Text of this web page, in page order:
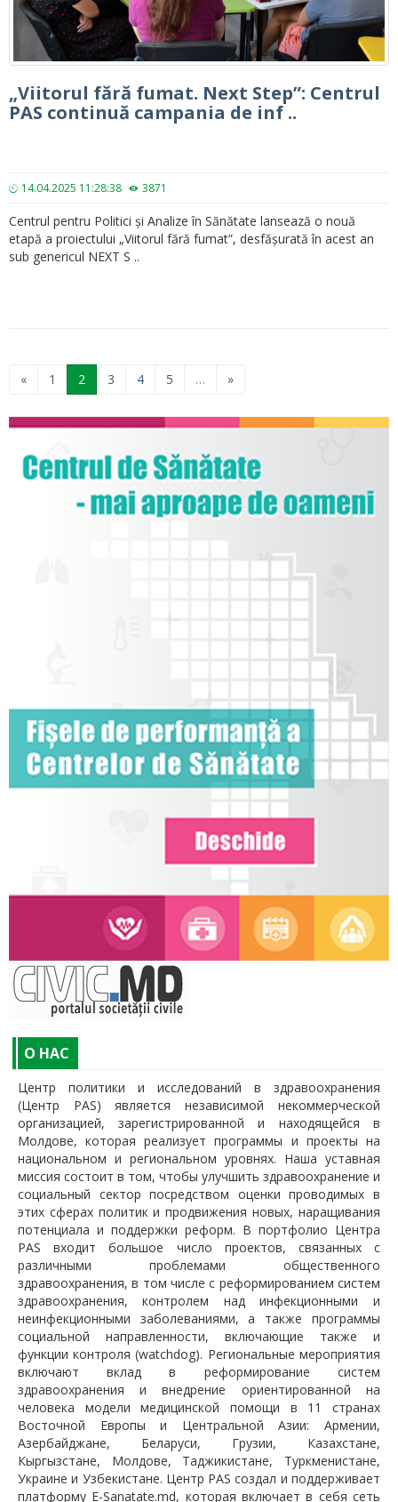
„Viitorul fără fumat. Next Step”: Centrul
PAS continuă campania de inf ..
14.04.2025 11:28:38 3871
Centrul pentru Politici și Analize în Sănătate lansează o nouă
etapă a proiectului „Viitorul fără fumat”, desfășurată în acest an
sub genericul NEXT S ..
« 1 2 3 4 5 … »
O НАС
Центр политики и исследований в здравоохранения
(Центр PAS) является независимой некоммерческой
организацией, зарегистрированной и находящейся в
Молдове, которая реализует программы и проекты на
национальном и региональном уровнях. Наша уставная
миссия состоит в том, чтобы улучшить здравоохранение и
социальный сектор посредством оценки проводимых в
этих сферах политик и продвижения новых, наращивания
потенциала и поддержки реформ. В портфолио Центра
PAS входит большое число проектов, связанных с
различными проблемами общественного
здравоохранения, в том числе с реформированием систем
здравоохранения, контролем над инфекционными и
неинфекционными заболеваниями, а также программы
социальной направленности, включающие также и
функции контроля (watchdog). Региональные мероприятия
включают вклад в реформирование систем
здравоохранения и внедрение ориентированной на
человека модели медицинской помощи в 11 странах
Восточной Европы и Центральной Азии: Армении,
Азербайджане, Беларуси, Грузии, Казахстане,
Кыргызстане, Молдове, Таджикистане, Туркменистане,
Украине и Узбекистане. Центр PAS создал и поддерживает
платформу E-Sanatate.md, которая включает в себя сеть